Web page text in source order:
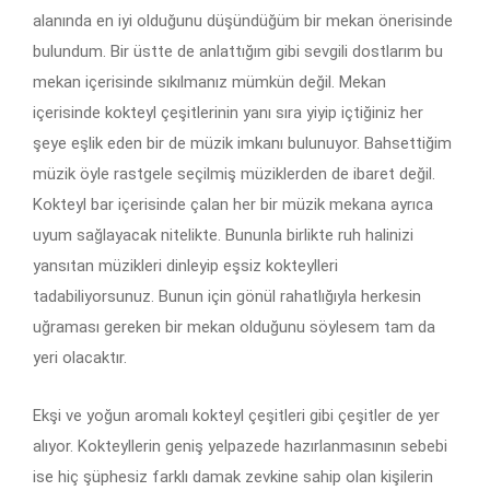
alanında en iyi olduğunu düşündüğüm bir mekan önerisinde
bulundum. Bir üstte de anlattığım gibi sevgili dostlarım bu
mekan içerisinde sıkılmanız mümkün değil. Mekan
içerisinde kokteyl çeşitlerinin yanı sıra yiyip içtiğiniz her
şeye eşlik eden bir de müzik imkanı bulunuyor. Bahsettiğim
müzik öyle rastgele seçilmiş müziklerden de ibaret değil.
Kokteyl bar içerisinde çalan her bir müzik mekana ayrıca
uyum sağlayacak nitelikte. Bununla birlikte ruh halinizi
yansıtan müzikleri dinleyip eşsiz kokteylleri
tadabiliyorsunuz. Bunun için gönül rahatlığıyla herkesin
uğraması gereken bir mekan olduğunu söylesem tam da
yeri olacaktır.
Ekşi ve yoğun aromalı kokteyl çeşitleri gibi çeşitler de yer
alıyor. Kokteyllerin geniş yelpazede hazırlanmasının sebebi
ise hiç şüphesiz farklı damak zevkine sahip olan kişilerin